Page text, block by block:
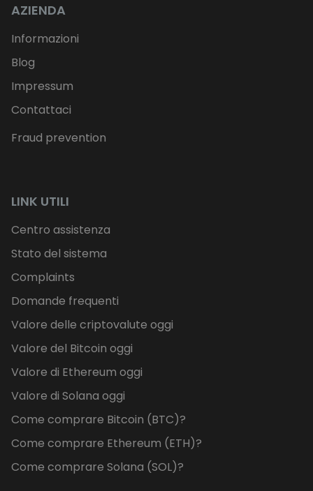
AZIENDA
Informazioni
Blog
Impressum
Contattaci
Fraud prevention
LINK UTILI
Centro assistenza
Stato del sistema
Complaints
Domande frequenti
Valore delle criptovalute oggi
Valore del Bitcoin oggi
Valore di Ethereum oggi
Valore di Solana oggi
Come comprare Bitcoin (BTC)?
Come comprare Ethereum (ETH)?
Come comprare Solana (SOL)?